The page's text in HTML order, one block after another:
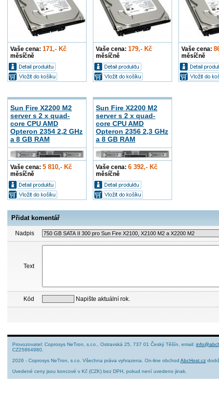
Vaše cena: 171,- Kč
měsíčně
Vaše cena: 179,- Kč
měsíčně
Vaše cena:
měsíčně
Sun Fire X2200 M2
server s 2 x quad-
core CPU AMD
Opteron 2354 2,2 GHz
a 8 GB RAM
Sun Fire X2200 M2
server s 2 x quad-
core CPU AMD
Opteron 2356 2,3 GHz
a 8 GB RAM
Vaše cena: 5 810,- Kč
měsíčně
Vaše cena: 6 392,- Kč
měsíčně
Přidat komentář
Nadpis
Text
Kód Napište aktuální rok.
Provozovatel: Coprosys NeTron, s.r.o., Ostravská 25, 737 01 Český Těšín, email:
CZ25864980.
2026 - Coprosys NeTron, s.r.o. Všechna práva vyhrazena. On-line obchod AbcHost.cz
Uvedené ceny jsou koncové v Kč (CZK) bez DPH, pokud není uvedeno jinak.